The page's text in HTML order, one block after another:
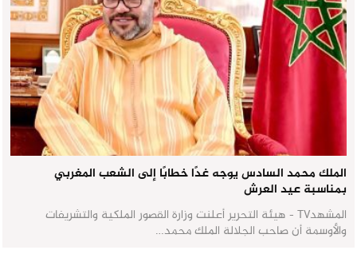
الملك محمد السادس يوجه غدًا خطابًا إلى الشعب المغربي
بمناسبة عيد العرش
المشهدTV - هيئة التحرير أعلنت وزارة القصور الملكية والتشريفات
والأوسمة أن صاحب الجلالة الملك محمد…